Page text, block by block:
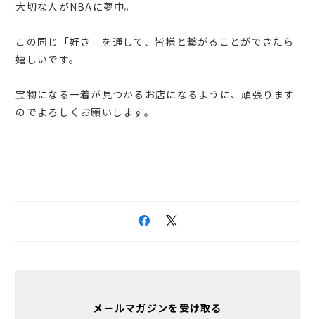
大切な人がNBAに夢中。
この同じ「好き」を通して、皆様と繋がることができたら
嬉しいです。
宝物になる一着が見つかるお店になるように、頑張ります
のでよろしくお願いします。
メールマガジンを受け取る